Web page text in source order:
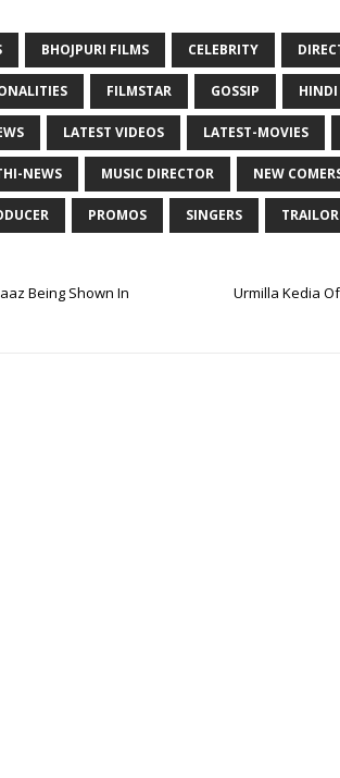
BHOJPURI FILMS CELEBRITY
FILMSTAR GOSSIP
LATEST VIDEOS LATEST-MOVIES
NEWS MUSIC DIRECTOR NEW
PROMOS SINGERS TRAILOR
Being Shown In
Urmilla Kedia